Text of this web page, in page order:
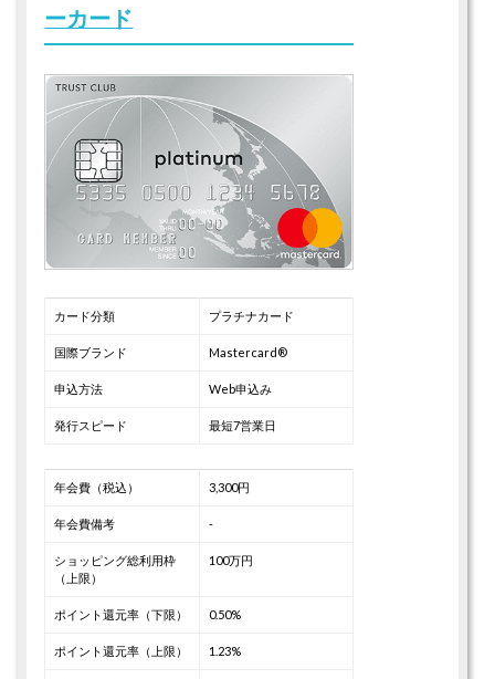
ーカード
カード分類 プラチナカード
国際ブランド Mastercard®
申込方法 Web申込み
発行スピード 最短7営業日
年会費（税込） 3,300円
年会費備考 -
ショッピング総利用枠
（上限）
100万円
ポイント還元率（下限） 0.50%
ポイント還元率（上限） 1.23%